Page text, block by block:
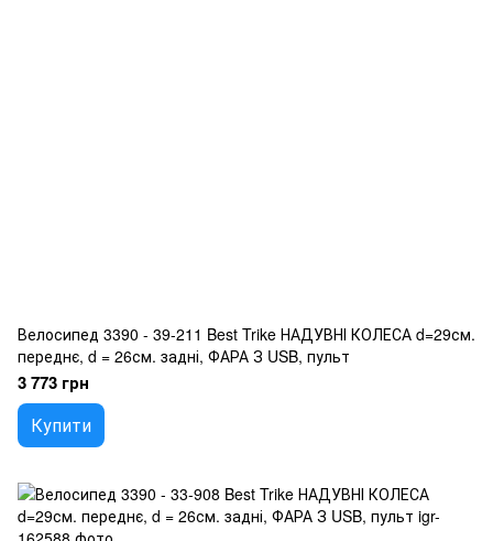
Велосипед 3390 - 39-211 Best Trike НАДУВНІ КОЛЕСА d=29см.
переднє, d = 26см. задні, ФАРА З USB, пульт
3 773 грн
Купити